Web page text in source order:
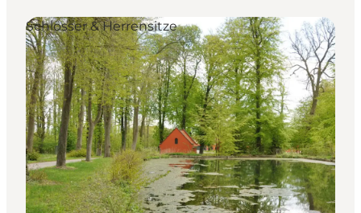
Reise Ideen
Outdoor & bike
Essen & trinken
Übernachtung
Schlösser & Herrensitze